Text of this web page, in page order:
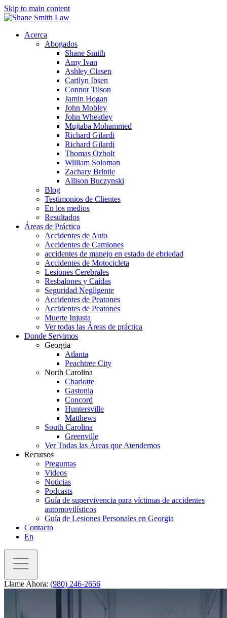
Skip to main content
Acerca
Abogados
Shane Smith
Amy Ivan
Ashley Clasen
Carilyn Ibsen
Connor Tilson
Jamin Hogan
John Mobley
John Wheatley
Mujtaba Mohammed
Richard Gilardi
Richard Gilardi
Thomas Ozbolt
William Soloman
Zachary Brintle
Allison Buczynski
Blog
Testimonios de Clientes
En los medios
Resultados
Áreas de Práctica
Accidentes de Auto
Accidentes de Camiones
accidentes de manejo en estado de ebriedad
Accidentes de Motocicleta
Lesiones Cerebrales
Resbalones y Caídas
Seguridad Negligente
Accidentes de Peatones
Accidentes de Peatones
Muerte Injusta
Ver todas las Áreas de práctica
Donde Servimos
Georgia
Atlanta
Peachtree City
North Carolina
Charlotte
Gastonia
Concord
Huntersville
Matthews
South Carolina
Greenville
Ver Todas las Áreas que Atendemos
Recursos
Preguntas
Videos
Noticias
Podcasts
Guía de supervivencia para víctimas de accidentes
automovilísticos
Guía de Lesiones Personales en Georgia
Contacto
En
Llame Ahora: (980) 246-2656